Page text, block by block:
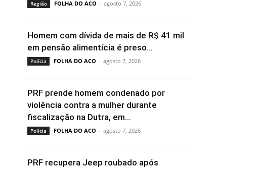
Região FOLHA DO ACO - agosto 7, 2026
Homem com dívida de mais de R$ 41 mil
em pensão alimentícia é preso...
Polícia FOLHA DO ACO - agosto 7, 2026
PRF prende homem condenado por
violência contra a mulher durante
fiscalização na Dutra, em...
Polícia FOLHA DO ACO - agosto 7, 2026
PRF recupera Jeep roubado após